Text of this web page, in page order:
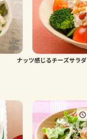
ナッツ感じるチーズサラダ